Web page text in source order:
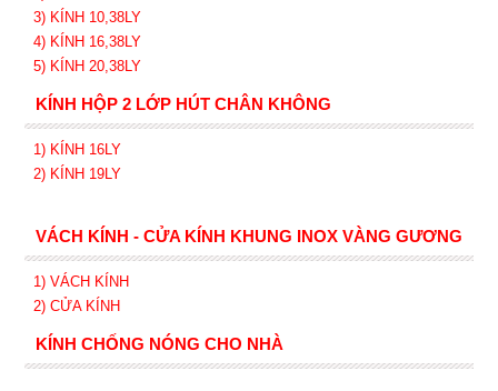
3) KÍNH 10,38LY
4) KÍNH 16,38LY
5) KÍNH 20,38LY
KÍNH HỘP 2 LỚP HÚT CHÂN KHÔNG
1) KÍNH 16LY
2) KÍNH 19LY
VÁCH KÍNH - CỬA KÍNH KHUNG INOX VÀNG GƯƠNG
1) VÁCH KÍNH
2) CỬA KÍNH
KÍNH CHỐNG NÓNG CHO NHÀ